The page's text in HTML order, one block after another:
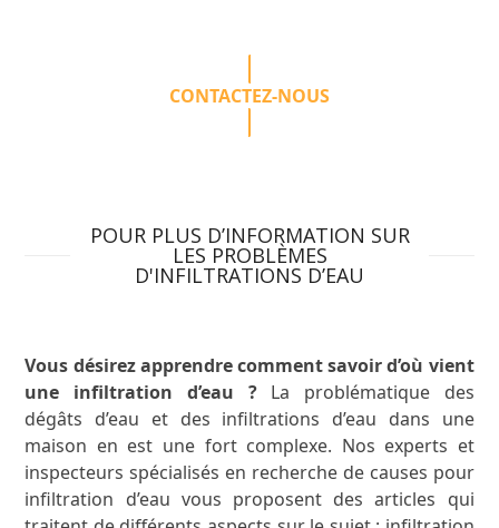
CONTACTEZ-NOUS
POUR PLUS D’INFORMATION SUR
LES PROBLÈMES
D'INFILTRATIONS D’EAU
Vous désirez apprendre comment savoir d’où vient
une infiltration d’eau ?La problématique des
dégâts d’eau et des infiltrations d’eau dans une
maison en est une fort complexe. Nos experts et
inspecteurs spécialisés en recherche de causes pour
infiltration d’eau vous proposent des articles qui